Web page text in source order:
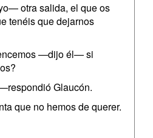
otra salida, el que os
tenéis que dejarnos
—dijo él— si
Glaucón.
que no hemos de querer.